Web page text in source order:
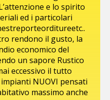
e lo spirito
ed i particolari
rendono il gusto, la
economico del
un sapore Rustico
eccessivo il tutto
NUOVI pensati
massimo anche